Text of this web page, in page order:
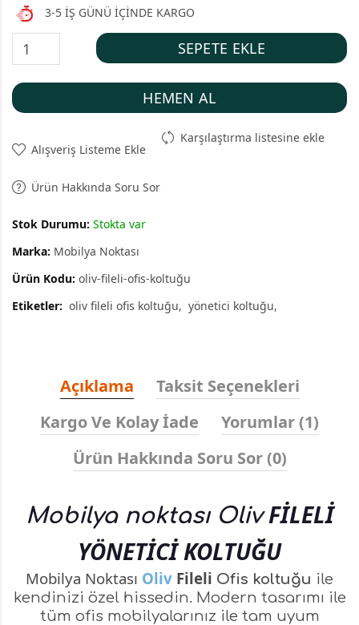
3-5 İŞ GÜNÜ İÇİNDE KARGO
SEPETE EKLE
HEMEN AL
Alışveriş Listeme Ekle
Karşılaştırma listesine ekle
Ürün Hakkında Soru Sor
Stok Durumu: Stokta var
Marka: Mobilya Noktası
Ürün Kodu: oliv-fileli-ofis-koltuğu
Etiketler: oliv fileli ofis koltuğu yönetici koltuğu
Açıklama
Taksit Seçenekleri
Kargo Ve Kolay İade
Yorumlar (1)
Ürün Hakkında Soru Sor (0)
Mobilya noktası OlivFİLELİ
YÖNETİCİ KOLTUĞU
Mobilya Noktası Oliv Fileli Ofis koltuğu ile
kendinizi özel hissedin. Modern tasarımı ile
tüm ofis mobilyalarınız ile tam uyum